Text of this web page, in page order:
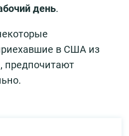
день.
в США из
предпочитают